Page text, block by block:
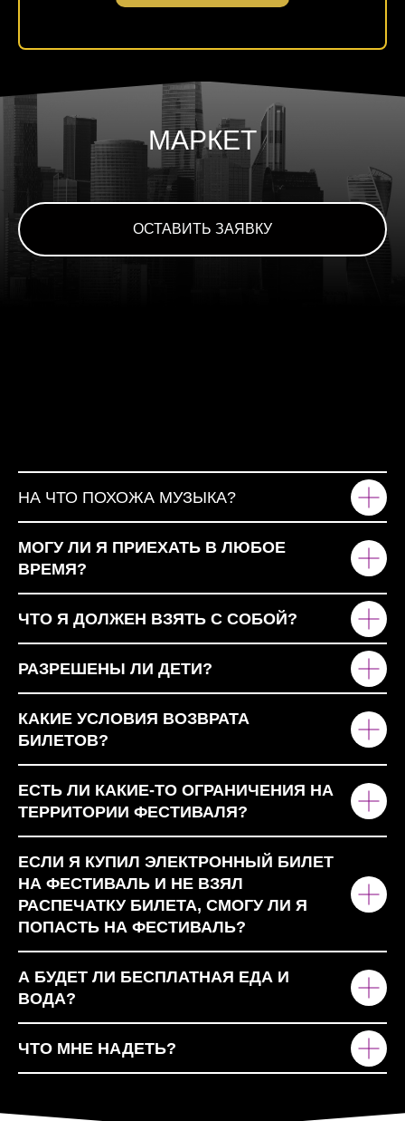
МАРКЕТ
ОСТАВИТЬ ЗАЯВКУ
НА ЧТО ПОХОЖА МУЗЫКА?
МОГУ ЛИ Я ПРИЕХАТЬ В ЛЮБОЕ
ВРЕМЯ?
ЧТО Я ДОЛЖЕН ВЗЯТЬ С СОБОЙ?
РАЗРЕШЕНЫ ЛИ ДЕТИ?
КАКИЕ УСЛОВИЯ ВОЗВРАТА
БИЛЕТОВ?
ЕСТЬ ЛИ КАКИЕ-ТО ОГРАНИЧЕНИЯ НА
ТЕРРИТОРИИ ФЕСТИВАЛЯ?
ЕСЛИ Я КУПИЛ ЭЛЕКТРОННЫЙ БИЛЕТ
НА ФЕСТИВАЛЬ И НЕ ВЗЯЛ
РАСПЕЧАТКУ БИЛЕТА, СМОГУ ЛИ Я
ПОПАСТЬ НА ФЕСТИВАЛЬ?
А БУДЕТ ЛИ БЕСПЛАТНАЯ ЕДА И
ВОДА?
ЧТО МНЕ НАДЕТЬ?